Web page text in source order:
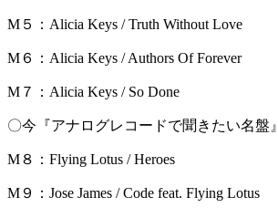
M５：Alicia Keys / Truth Without Love
M６：Alicia Keys / Authors Of Forever
M７：Alicia Keys / So Done
〇今『アナログレコードで聞きたい名盤』
M８：Flying Lotus / Heroes
M９：Jose James / Code feat. Flying Lotus